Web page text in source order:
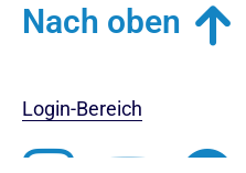
Nach oben
Login-Bereich